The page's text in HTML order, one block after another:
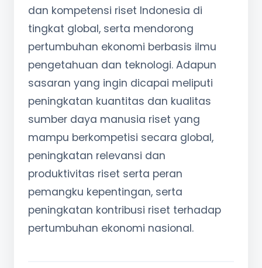
dan kompetensi riset Indonesia di
tingkat global, serta mendorong
pertumbuhan ekonomi berbasis ilmu
pengetahuan dan teknologi. Adapun
sasaran yang ingin dicapai meliputi
peningkatan kuantitas dan kualitas
sumber daya manusia riset yang
mampu berkompetisi secara global,
peningkatan relevansi dan
produktivitas riset serta peran
pemangku kepentingan, serta
peningkatan kontribusi riset terhadap
pertumbuhan ekonomi nasional.